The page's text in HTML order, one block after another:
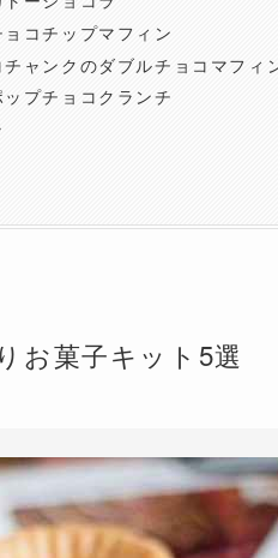
コチップマフィン
ャンクのダブルチョコマフィ
プチョコクランチ
お菓子キット5選